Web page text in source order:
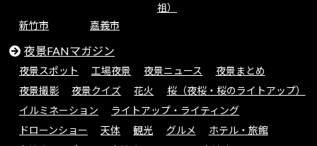
祖）
新竹市 嘉義市
夜景FANマガジン
夜景スポット 工場夜景 夜景ニュース
夜景まとめ
夜景撮影
夜景クイズ 花火
桜（夜桜・桜のライトアップ）
イルミネーション
ライトアップ・ライティング
ドローンショー
天体 観光 グルメ
ホテル・旅館